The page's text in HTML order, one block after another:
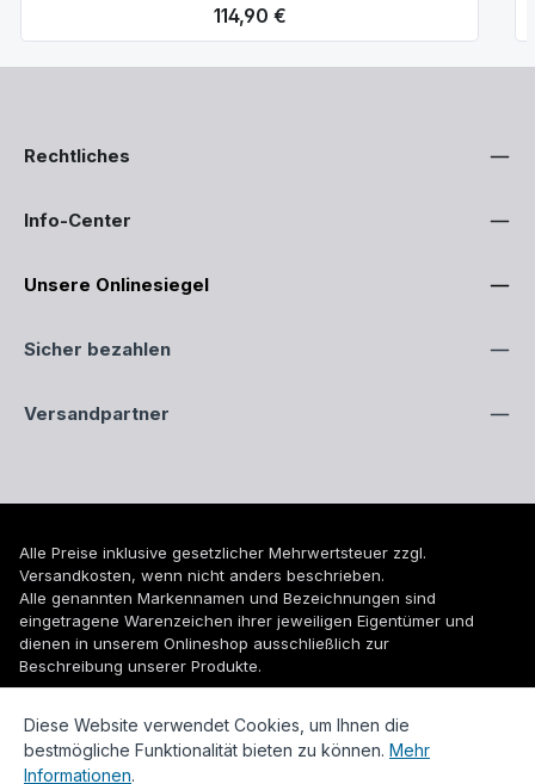
Regulärer Preis:
114,90 €
Rechtliches
Info-Center
Unsere Onlinesiegel
Sicher bezahlen
Versandpartner
Alle Preise inklusive gesetzlicher Mehrwertsteuer zzgl.
Versandkosten, wenn nicht anders beschrieben.
Alle genannten Markennamen und Bezeichnungen sind
eingetragene Warenzeichen ihrer jeweiligen Eigentümer und
dienen in unserem Onlineshop ausschließlich zur
Beschreibung unserer Produkte.
© 2026 WUH24.de - Weigel und Unger Heizungs- und
Sanitärtechnik GmbH
Diese Website verwendet Cookies, um Ihnen die
bestmögliche Funktionalität bieten zu können. Mehr
Informationen.